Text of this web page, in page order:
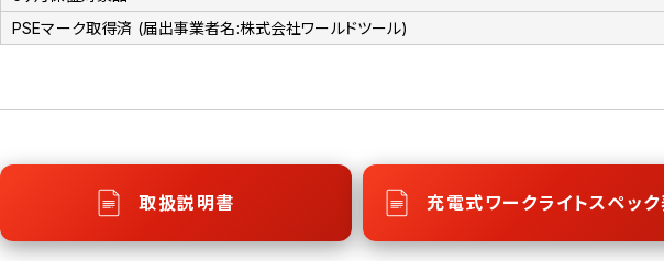
PSEマーク取得済 (届出事業者名:株式会社ワールドツール)
取扱説明書 充電式ワークライトスペッ